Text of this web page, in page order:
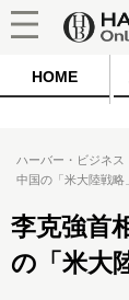
HOME
ハーバー・ビジネス
中国の「米大陸戦略
李克強首
の「米大